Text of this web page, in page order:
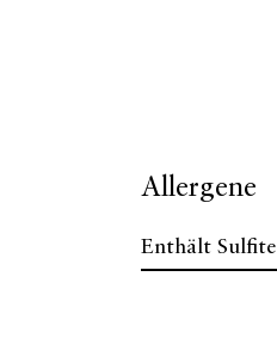
Allergene
Enthält Sulfite